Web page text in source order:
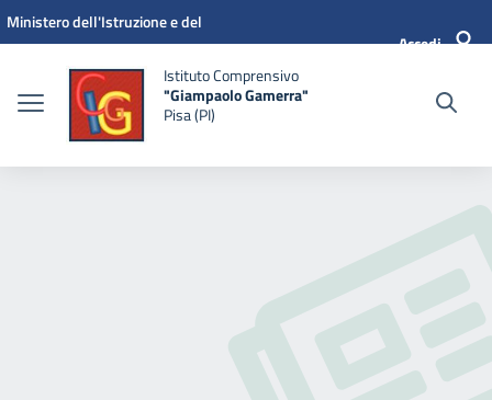
Vai ai contenuti
Vai al menu di navigazione
Vai al footer
Ministero dell'Istruzione e del
Accedi
Istituto Comprensivo
"Giampaolo Gamerra"
Pisa (PI)